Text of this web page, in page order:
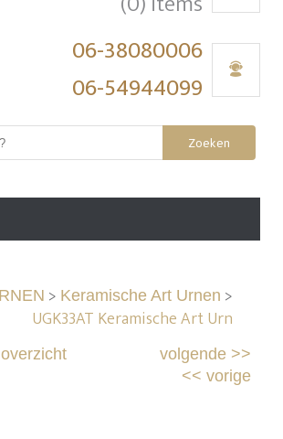
06-38080006
06-54944099
Zoeken
> Keramische Art Urnen >
UGK33AT Keramische Art Urn
volgende>>
<< vorige